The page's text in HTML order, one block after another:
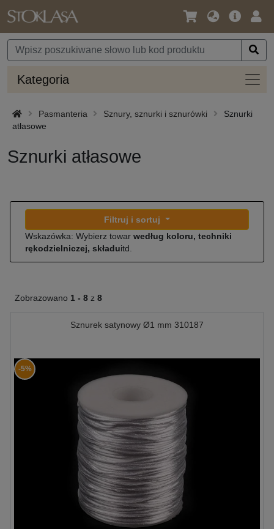
Język
Waluta
Oferta
Kategoria
Pasmanteria Sznury, sznurki i sznurówki
Sznurki
atłasowe
Sznurki atłasowe
Filtruj i sortuj
Wskazówka: Wybierz towar według koloru, techniki
rękodzielniczej, składuitd.
Zobrazowano 1 - 8 z 8
Sznurek satynowy Ø1 mm 310187
-5%